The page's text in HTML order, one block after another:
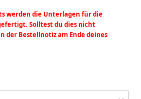
werden die Unterlagen für die
Solltest du dies nicht
der Bestellnotiz am Ende deines